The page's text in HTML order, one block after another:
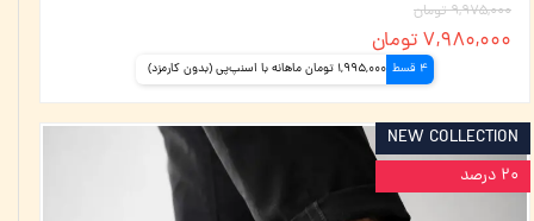
۹,۹۷۵,۰۰۰ تومان
۷,۹۸۰,۰۰۰ تومان
4 قسط 1,995,000 تومان ماهانه با اسنپ‌پی (بدون کارمزد)
NEW COLLECTION
۲۰ درصد